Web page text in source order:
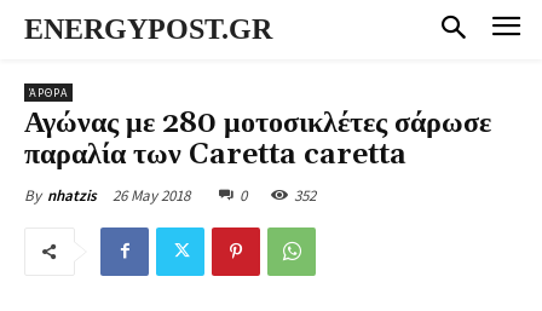
ENERGYPOST.GR
ΆΡΘΡΑ
Αγώνας με 280 μοτοσικλέτες σάρωσε
παραλία των Caretta caretta
By nhatzis 26 May 2018 0 352